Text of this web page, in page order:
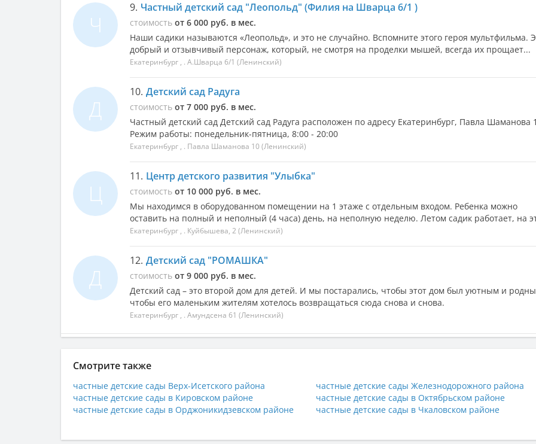
Ч
9. Частный детский сад "Леопольд" (Филия на Шварца 6/1 )
стоимость от 6 000 руб. в мес.
Наши садики называются «Леопольд», и это не случайно. Вспомните этого героя мультфильма.
добрый и отзывчивый персонаж, который, не смотря на проделки мышей, всегда их прощает...
Екатеринбург , . А.Шварца 6/1 (Ленинский)
Д
10. Детский сад Радуга
стоимость от 7 000 руб. в мес.
Частный детский сад Детский сад Радуга расположен по адресу Екатеринбург, Павла Шаманова
Режим работы: понедельник-пятница, 8:00 - 20:00
Екатеринбург , . Павла Шаманова 10 (Ленинский)
Ц
11. Центр детского развития "Улыбка"
стоимость от 10 000 руб. в мес.
Мы находимся в оборудованном помещении на 1 этаже с отдельным входом. Ребенка можно
оставить на полный и неполный (4 часа) день, на неполную неделю. Летом садик работает, на
Екатеринбург , . Куйбышева, 2 (Ленинский)
Д
12. Детский сад "РОМАШКА"
стоимость от 9 000 руб. в мес.
Детский сад – это второй дом для детей. И мы постарались, чтобы этот дом был уютным и
чтобы его маленьким жителям хотелось возвращаться сюда снова и снова.
Екатеринбург , . Амундсена 61 (Ленинский)
Смотрите также
частные детские сады Верх-Исетского района
частные детские сады Железнодорожного района
частные детские сады в Кировском районе
частные детские сады в Октябрьском районе
частные детские сады в Орджоникидзевском районе
частные детские сады в Чкаловском районе